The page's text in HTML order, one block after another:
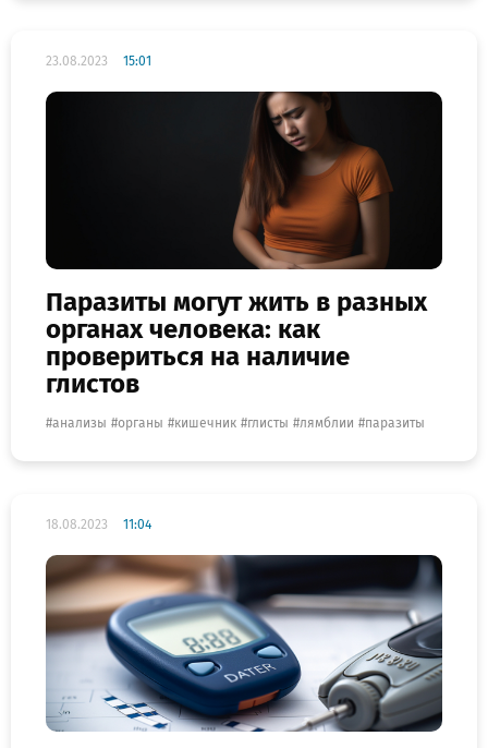
23.08.2023 15:01
Паразиты могут жить в разных
органах человека: как
провериться на наличие
глистов
анализы органы кишечник глисты лямблии паразиты
18.08.2023 11:04